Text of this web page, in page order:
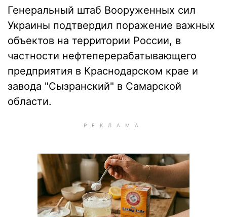
Генеральный штаб Вооруженных сил
Украины подтвердил поражение важных
объектов на территории России, в
частности нефтеперерабатывающего
предприятия в Краснодарском крае и
завода "Сызранский" в Самарской
области.